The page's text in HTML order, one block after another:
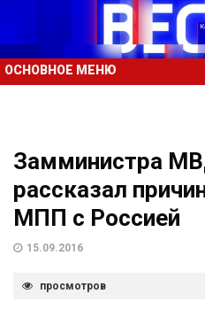
ОСНОВНОЕ МЕНЮ
Замминистра
рассказал
МПП с Россией
15.09.2016
просмотров